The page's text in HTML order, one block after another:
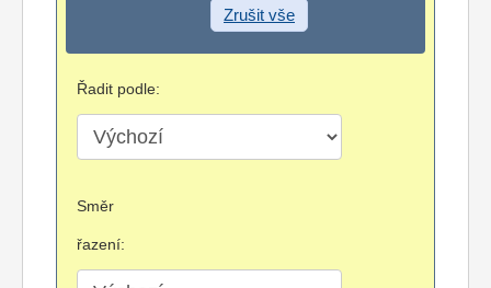
Zrušit vše
Řadit podle:
Směr
řazení: